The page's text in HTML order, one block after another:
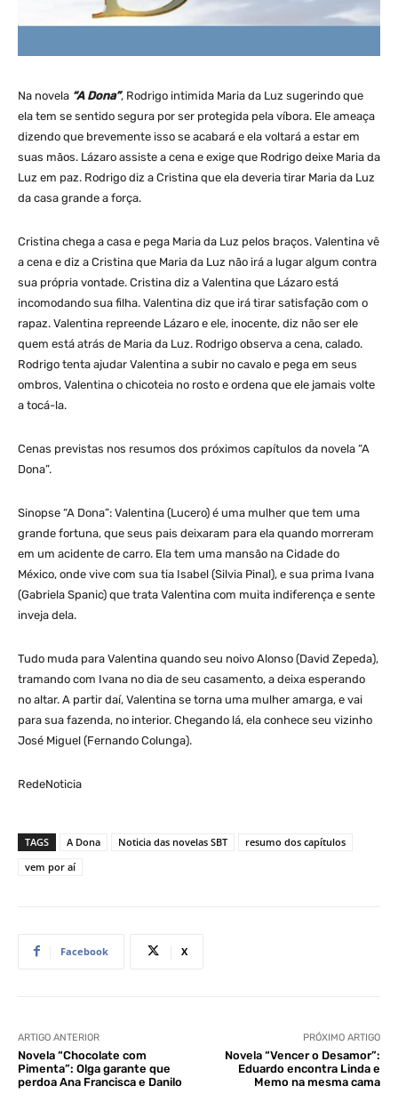
Na novela “A Dona”, Rodrigo intimida Maria da Luz sugerindo que
ela tem se sentido segura por ser protegida pela víbora. Ele ameaça
dizendo que brevemente isso se acabará e ela voltará a estar em
suas mãos. Lázaro assiste a cena e exige que Rodrigo deixe Maria da
Luz em paz. Rodrigo diz a Cristina que ela deveria tirar Maria da Luz
da casa grande a força.
Cristina chega a casa e pega Maria da Luz pelos braços. Valentina vê
a cena e diz a Cristina que Maria da Luz não irá a lugar algum contra
sua própria vontade. Cristina diz a Valentina que Lázaro está
incomodando sua filha. Valentina diz que irá tirar satisfação com o
rapaz. Valentina repreende Lázaro e ele, inocente, diz não ser ele
quem está atrás de Maria da Luz. Rodrigo observa a cena, calado.
Rodrigo tenta ajudar Valentina a subir no cavalo e pega em seus
ombros, Valentina o chicoteia no rosto e ordena que ele jamais volte
a tocá-la.
Cenas previstas nos resumos dos próximos capítulos da novela “A
Dona”.
Sinopse “A Dona”: Valentina (Lucero) é uma mulher que tem uma
grande fortuna, que seus pais deixaram para ela quando morreram
em um acidente de carro. Ela tem uma mansão na Cidade do
México, onde vive com sua tia Isabel (Silvia Pinal), e sua prima Ivana
(Gabriela Spanic) que trata Valentina com muita indiferença e sente
inveja dela.
Tudo muda para Valentina quando seu noivo Alonso (David Zepeda),
tramando com Ivana no dia de seu casamento, a deixa esperando
no altar. A partir daí, Valentina se torna uma mulher amarga, e vai
para sua fazenda, no interior. Chegando lá, ela conhece seu vizinho
José Miguel (Fernando Colunga).
RedeNoticia
TAGS A Dona Noticia das novelas SBT
resumo dos capítulos
vem por aí
Facebook X
ARTIGO ANTERIOR
Novela “Chocolate com
Pimenta”: Olga garante que
perdoa Ana Francisca e Danilo
PRÓXIMO ARTIGO
Novela “Vencer o Desamor”:
Eduardo encontra Linda e
Memo na mesma cama